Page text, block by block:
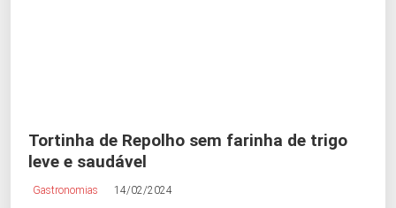
Tortinha de Repolho sem farinha de trigo
leve e saudável
Gastronomias 14/02/2024